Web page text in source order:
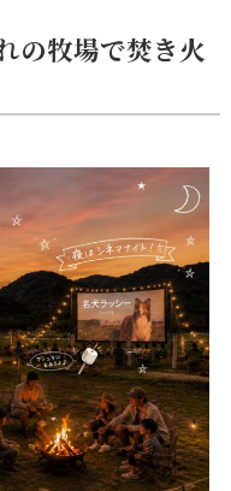
の牧場で焚き火